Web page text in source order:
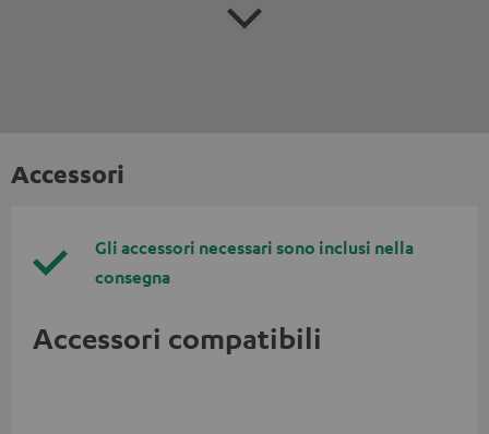
Accessori
Gli accessori necessari sono inclusi nella
consegna
Accessori compatibili